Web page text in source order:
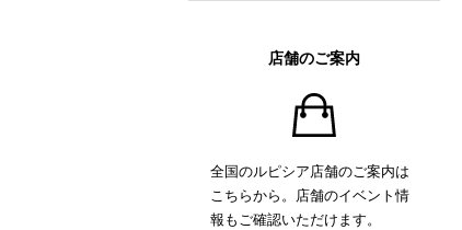
店舗のご案内
全国のルピシア店舗のご案内は
こちらから。店舗のイベント情
報もご確認いただけます。